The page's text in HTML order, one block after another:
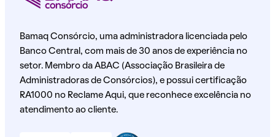
Bamaq Consórcio, uma administradora licenciada pelo
Banco Central, com mais de 30 anos de experiência no
setor. Membro da ABAC (Associação Brasileira de
Administradoras de Consórcios), e possui certificação
RA1000 no Reclame Aqui, que reconhece excelência no
atendimento ao cliente.